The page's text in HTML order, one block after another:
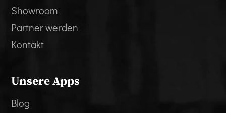
Showroom
Partner werden
Kontakt
Unsere Apps
Blog